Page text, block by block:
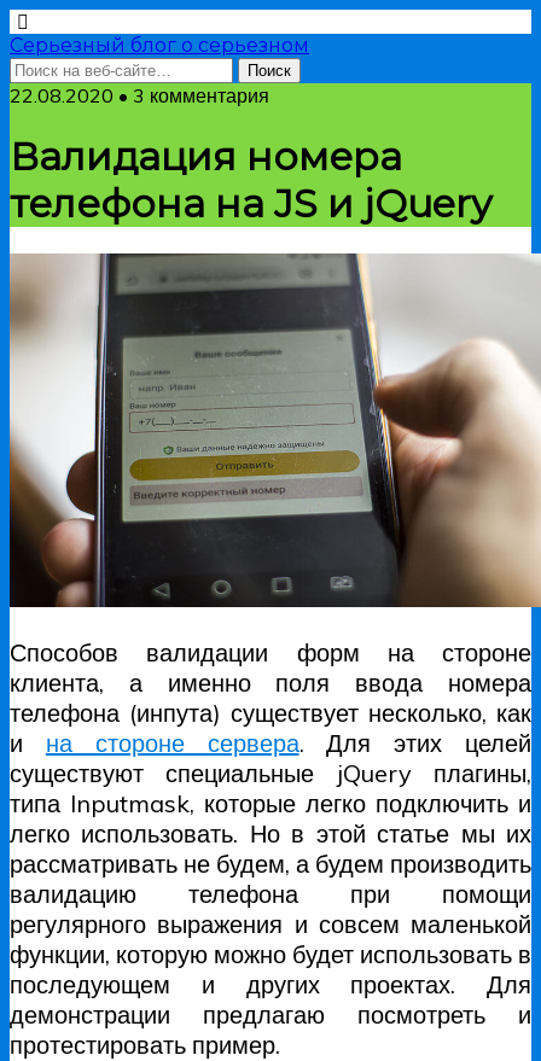
Серьезный блог о серьезном
22.08.2020 • 3 комментария
Валидация номера
телефона на JS и jQuery
Способов валидации форм на стороне
клиента, а именно поля ввода номера
телефона (инпута) существует несколько, как
и на стороне сервера. Для этих целей
существуют специальные jQuery плагины,
типа Inputmask, которые легко подключить и
легко использовать. Но в этой статье мы их
рассматривать не будем, а будем производить
валидацию телефона при помощи
регулярного выражения и совсем маленькой
функции, которую можно будет использовать в
последующем и других проектах. Для
демонстрации предлагаю посмотреть и
протестировать пример.